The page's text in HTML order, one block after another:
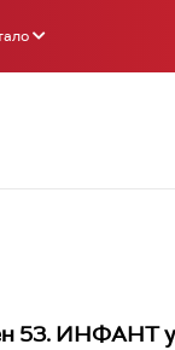
53. ИНФАНТ